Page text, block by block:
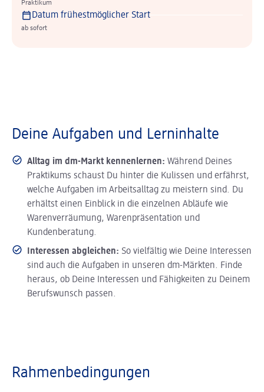
Praktikum
Datum frühestmöglicher Start
ab sofort
Deine Aufgaben und Lerninhalte
Alltag im dm-Markt kennenlernen: Während Deines
Praktikums schaust Du hinter die Kulissen und erfährst,
welche Aufgaben im Arbeitsalltag zu meistern sind. Du
erhältst einen Einblick in die einzelnen Abläufe wie
Warenverräumung, Warenpräsentation und
Kundenberatung.
Interessen abgleichen: So vielfältig wie Deine Interessen
sind auch die Aufgaben in unseren dm-Märkten. Finde
heraus, ob Deine Interessen und Fähigkeiten zu Deinem
Berufswunsch passen.
Rahmenbedingungen